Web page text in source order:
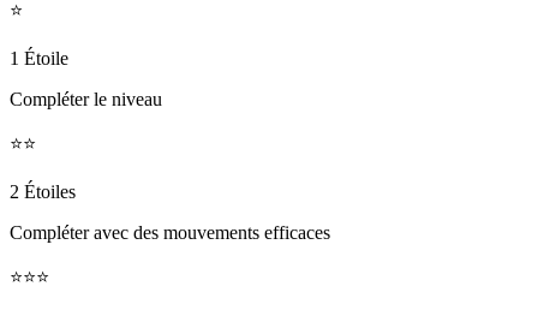
⭐
1 Étoile
Compléter le niveau
⭐⭐
2 Étoiles
Compléter avec des mouvements efficaces
⭐⭐⭐